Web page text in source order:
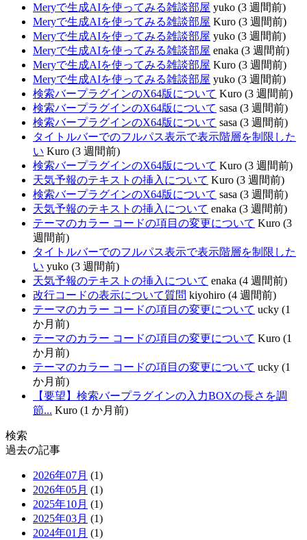
Meryで生成AIを使ってみる雑談部屋 yuko (3 週間前)
Meryで生成AIを使ってみる雑談部屋 Kuro (3 週間前)
Meryで生成AIを使ってみる雑談部屋 yuko (3 週間前)
Meryで生成AIを使ってみる雑談部屋 enaka (3 週間前)
Meryで生成AIを使ってみる雑談部屋 Kuro (3 週間前)
Meryで生成AIを使ってみる雑談部屋 yuko (3 週間前)
検索バープラグインのX64版について Kuro (3 週間前)
検索バープラグインのX64版について sasa (3 週間前)
検索バープラグインのX64版について sasa (3 週間前)
タイトルバーでのフルパス表示で表示階層を制限した
い Kuro (3 週間前)
検索バープラグインのX64版について Kuro (3 週間前)
天気予報のテキストの挿入について Kuro (3 週間前)
検索バープラグインのX64版について sasa (3 週間前)
天気予報のテキストの挿入について enaka (3 週間前)
テーマのカラー コードの項目の変更について Kuro (3
週間前)
タイトルバーでのフルパス表示で表示階層を制限した
い yuko (3 週間前)
天気予報のテキストの挿入について enaka (4 週間前)
改行コードの表示について質問 kiyohiro (4 週間前)
テーマのカラー コードの項目の変更について ucky (1
か月前)
テーマのカラー コードの項目の変更について Kuro (1
か月前)
テーマのカラー コードの項目の変更について ucky (1
か月前)
【要望】検索バープラグインの入力BOXの長さを調
節... Kuro (1 か月前)
検索
過去の記事
2026年07月 (1)
2026年05月 (1)
2025年10月 (1)
2025年03月 (1)
2024年01月 (1)